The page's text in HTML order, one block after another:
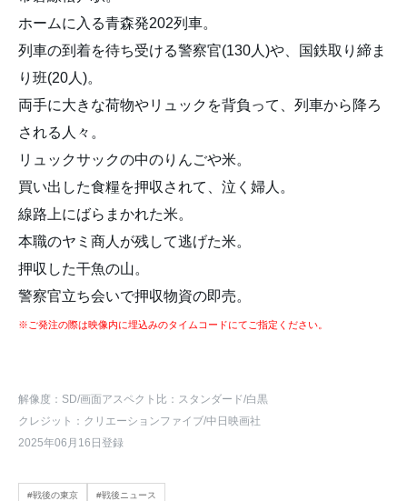
ホームに入る青森発202列車。
列車の到着を待ち受ける警察官(130人)や、国鉄取り締ま
り班(20人)。
両手に大きな荷物やリュックを背負って、列車から降ろ
される人々。
リュックサックの中のりんごや米。
買い出した食糧を押収されて、泣く婦人。
線路上にばらまかれた米。
本職のヤミ商人が残して逃げた米。
押収した干魚の山。
警察官立ち会いで押収物資の即売。
※ご発注の際は映像内に埋込みのタイムコードにてご指定ください。
解像度：SD/画面アスペクト比：スタンダード/白黒
クレジット：クリエーションファイブ/中日映画社
2025年06月16日登録
#戦後の東京 #戦後ニュース